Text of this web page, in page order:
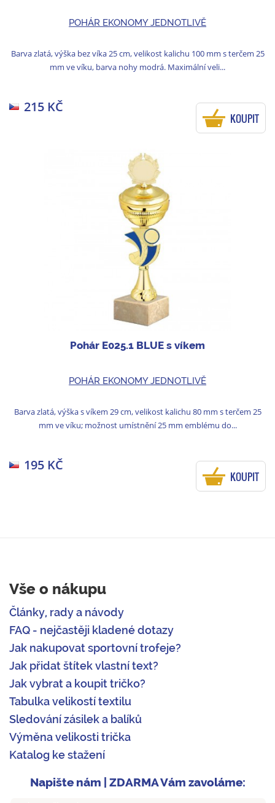
POHÁR EKONOMY JEDNOTLIVĚ
Barva zlatá, výška bez víka 25 cm, velikost kalichu 100 mm s terčem 25
mm ve víku, barva nohy modrá. Maximální veli...
215 KČ
KOUPIT
Pohár E025.1 BLUE s víkem
POHÁR EKONOMY JEDNOTLIVĚ
Barva zlatá, výška s víkem 29 cm, velikost kalichu 80 mm s terčem 25
mm ve víku; možnost umístnění 25 mm emblému do...
195 KČ
KOUPIT
Vše o nákupu
Články, rady a návody
FAQ - nejčastěji kladené dotazy
Jak nakupovat sportovní trofeje?
Jak přidat štítek vlastní text?
Jak vybrat a koupit tričko?
Tabulka velikostí textilu
Sledování zásilek a balíků
Výměna velikosti trička
Katalog ke stažení
Napište nám | ZDARMA Vám zavoláme: